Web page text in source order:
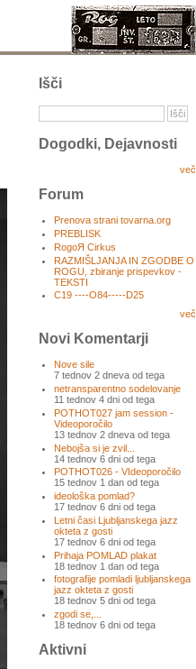
Išči
Dogodki, Dejavnosti
več
Forum
Prenova strani tovarna.org
PREBLISK
RogoЯ Cirkus
RAZMIŠLJANJA IN ZGODBE O
ROGU, zbiranje prispevkov -
TEKSTI
C19 ----O84-----D25
več
Novi Komentarji
Nove sile
7 tednov 2 dneva od tega
netransparentno sodelovanje
11 tednov 4 dni od tega
POTHOT027 jam session -
Videoporočilo
13 tednov 2 dneva od tega
Nebojša si je zvil...
14 tednov 6 dni od tega
POTHOT026 - VIdeoporočilo
15 tednov 1 dan od tega
ideološka pomlad?
17 tednov 6 dni od tega
Letni časi Ljubljanskega jazz
okteta z gosti
17 tednov 6 dni od tega
Prihaja POMLAD plakat
18 tednov 1 dan od tega
fotografije pomladi ljubljanskega
jazz okteta z gosti
18 tednov 5 dni od tega
zgodi se,...
18 tednov 6 dni od tega
Aktivni